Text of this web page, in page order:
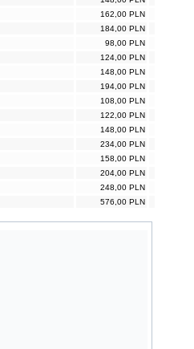
162,00 PLN
184,00 PLN
98,00 PLN
124,00 PLN
148,00 PLN
194,00 PLN
108,00 PLN
122,00 PLN
148,00 PLN
234,00 PLN
158,00 PLN
204,00 PLN
248,00 PLN
576,00 PLN